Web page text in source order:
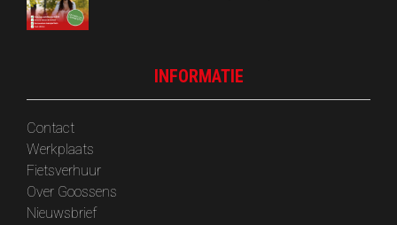
INFORMATIE
Contact
Werkplaats
Fietsverhuur
Over Goossens
‎Nieuwsbrief